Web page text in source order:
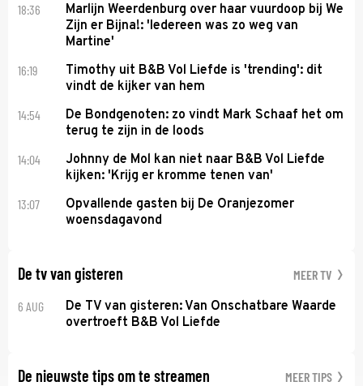
18:36
Marlijn Weerdenburg over haar vuurdoop bij We
Zijn er Bijna!: 'Iedereen was zo weg van
Martine'
16:19
Timothy uit B&B Vol Liefde is 'trending': dit
vindt de kijker van hem
14:54
De Bondgenoten: zo vindt Mark Schaaf het om
terug te zijn in de loods
14:04
Johnny de Mol kan niet naar B&B Vol Liefde
kijken: 'Krijg er kromme tenen van'
13:07
Opvallende gasten bij De Oranjezomer
woensdagavond
De tv van gisteren MEER TV
6 AUG
De TV van gisteren: Van Onschatbare Waarde
overtroeft B&B Vol Liefde
De nieuwste tips om te streamen MEER TIPS